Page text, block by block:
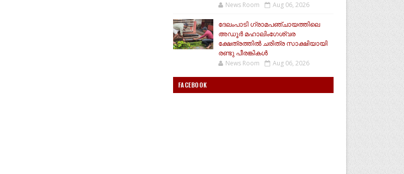
News Room Aug 06, 2026
ദേലംപാടി ഗ്രാമപഞ്ചായത്തിലെ
അഡൂർ മഹാലിംഗേശ്വര
ക്ഷേത്രത്തിൽ ചരിത്ര സാക്ഷിയായി
രണ്ടു പീരങ്കികൾ
News Room Aug 06, 2026
FACEBOOK